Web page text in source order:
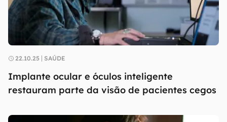
22.10.25 SAÚDE
Implante ocular e óculos inteligente
restauram parte da visão de pacientes cegos